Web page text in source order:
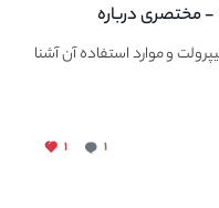
مختصری درباره
و موارد استفاده آن آشنا
۱ ۱